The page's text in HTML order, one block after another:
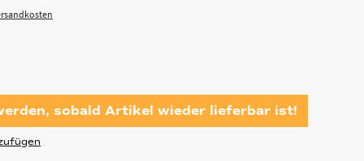
sobald Artikel wieder lieferbar ist!